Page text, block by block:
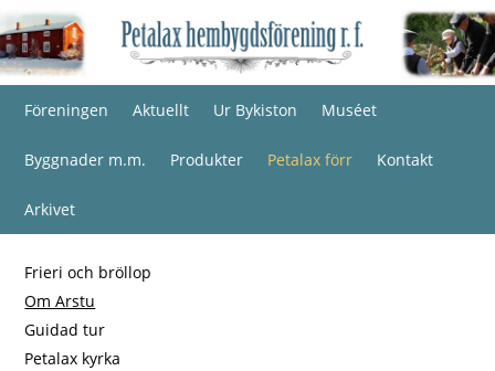
Föreningen Aktuellt Ur Bykiston Muséet
Byggnader m.m. Produkter Petalax förr Kontakt
Arkivet
Frieri och bröllop
Om Arstu
Guidad tur
Petalax kyrka